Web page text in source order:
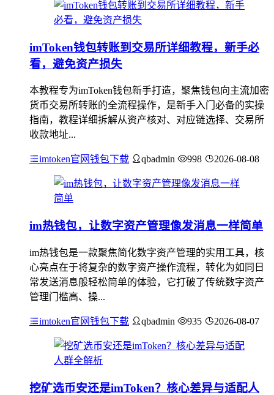
imToken钱包转账到交易所详细教程，新手必
看，避免资产损失
本教程专为imToken钱包新手打造，聚焦钱包向主流加密
货币交易所转账的全流程操作，是新手入门必备的实操
指南，教程详细拆解从资产核对、对应链选择、交易所
收款地址...
imtoken官网钱包下载 qbadmin 998 2026-08-08
im热钱包，让数字资产管理像发消息一样简单
im热钱包是一款聚焦简化数字资产管理的实用工具，核
心亮点在于将复杂的数字资产操作流程，转化为如同日
常发送消息般轻松简单的体验，它打破了传统数字资产
管理门槛高、操...
imtoken官网钱包下载 qbadmin 935 2026-08-07
挖矿选币安还是imToken？核心差异与适配人